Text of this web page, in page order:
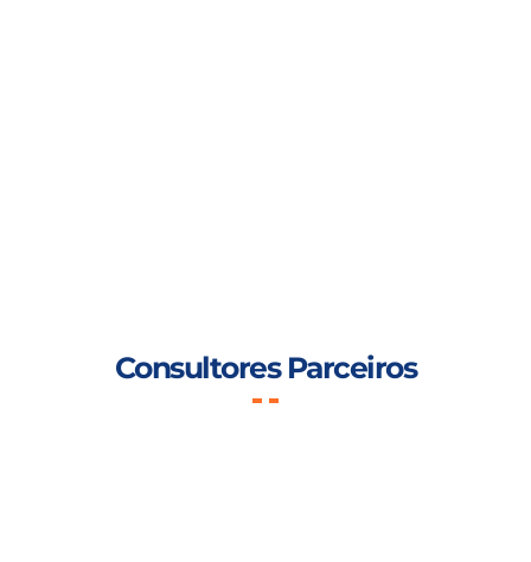
Consultores Parceiros